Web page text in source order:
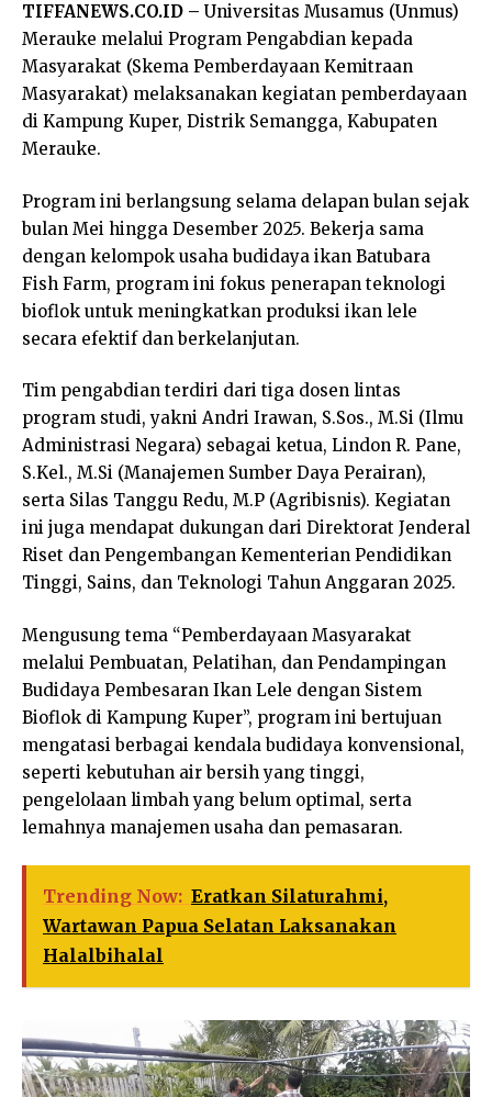
TIFFANEWS.CO.ID – Universitas Musamus (Unmus)
Merauke melalui Program Pengabdian kepada
Masyarakat (Skema Pemberdayaan Kemitraan
Masyarakat) melaksanakan kegiatan pemberdayaan
di Kampung Kuper, Distrik Semangga, Kabupaten
Merauke.
Program ini berlangsung selama delapan bulan sejak
bulan Mei hingga Desember 2025. Bekerja sama
dengan kelompok usaha budidaya ikan Batubara
Fish Farm, program ini fokus penerapan teknologi
bioflok untuk meningkatkan produksi ikan lele
secara efektif dan berkelanjutan.
Tim pengabdian terdiri dari tiga dosen lintas
program studi, yakni Andri Irawan, S.Sos., M.Si (Ilmu
Administrasi Negara) sebagai ketua, Lindon R. Pane,
S.Kel., M.Si (Manajemen Sumber Daya Perairan),
serta Silas Tanggu Redu, M.P (Agribisnis). Kegiatan
ini juga mendapat dukungan dari Direktorat Jenderal
Riset dan Pengembangan Kementerian Pendidikan
Tinggi, Sains, dan Teknologi Tahun Anggaran 2025.
Mengusung tema “Pemberdayaan Masyarakat
melalui Pembuatan, Pelatihan, dan Pendampingan
Budidaya Pembesaran Ikan Lele dengan Sistem
Bioflok di Kampung Kuper”, program ini bertujuan
mengatasi berbagai kendala budidaya konvensional,
seperti kebutuhan air bersih yang tinggi,
pengelolaan limbah yang belum optimal, serta
lemahnya manajemen usaha dan pemasaran.
Trending Now: Eratkan Silaturahmi,
Wartawan Papua Selatan Laksanakan
Halalbihalal